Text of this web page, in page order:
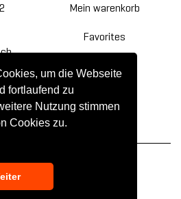
um die Webseite
fortlaufend zu
Nutzung stimmen
Cookies zu.
Mein warenkorb
Favorites
All rights reserved.